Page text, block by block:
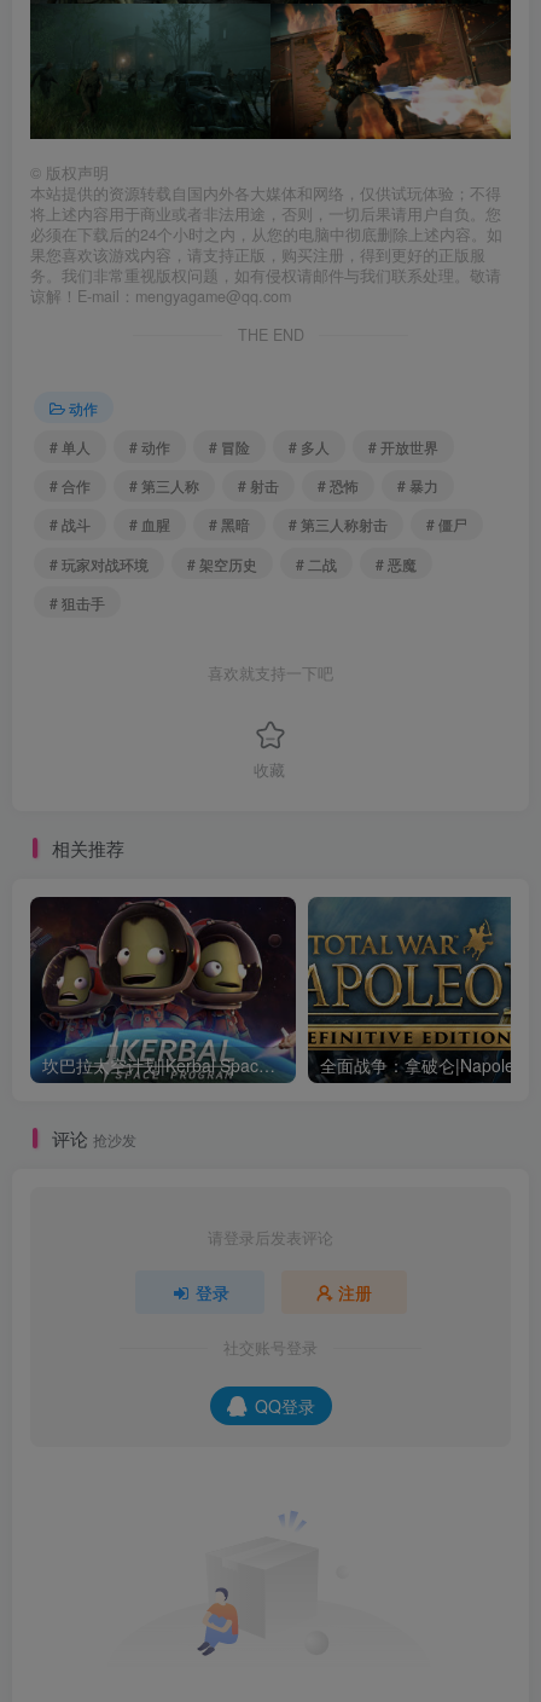
© 版权声明
本站提供的资源转载自国内外各大媒体和网络，仅供试玩体验；不得
将上述内容用于商业或者非法用途，否则，一切后果请用户自负。您
必须在下载后的24个小时之内，从您的电脑中彻底删除上述内容。如
果您喜欢该游戏内容，请支持正版，购买注册，得到更好的正版服
务。我们非常重视版权问题，如有侵权请邮件与我们联系处理。敬请
谅解！E-mail：mengyagame@qq.com
THE END
动作
# 单人
# 动作 # 冒险 # 多人
# 开放世界
# 合作
# 第三人称 # 射击 # 恐怖
# 暴力
# 战斗
# 血腥 # 黑暗 # 第三人称射击
# 僵尸
# 玩家对战环境
# 架空历史 # 二战
# 恶魔
# 狙击手
喜欢就支持一下吧
收藏
相关推荐
坎巴拉太空计划|Kerbal Space Program|1.12.5.3190|整合全DLC
评论 抢沙发
请登录后发表评论
登录 注册
社交账号登录
QQ登录